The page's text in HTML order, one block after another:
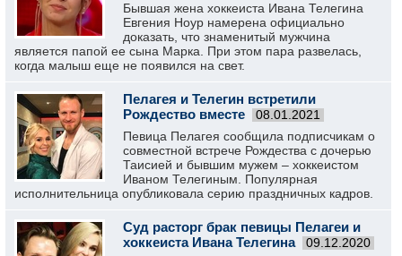
Бывшая жена хоккеиста Ивана Телегина
Евгения Ноур намерена официально
доказать, что знаменитый мужчина
является папой ее сына Марка. При этом пара развелась,
когда малыш еще не появился на свет.
Пелагея и Телегин встретили
Рождество вместе
08.01.2021
Певица Пелагея сообщила подписчикам о
совместной встрече Рождества с дочерью
Таисией и бывшим мужем – хоккеистом
Иваном Телегиным. Популярная
исполнительница опубликовала серию праздничных кадров.
Суд расторг брак певицы Пелагеи и
хоккеиста Ивана Телегина
09.12.2020